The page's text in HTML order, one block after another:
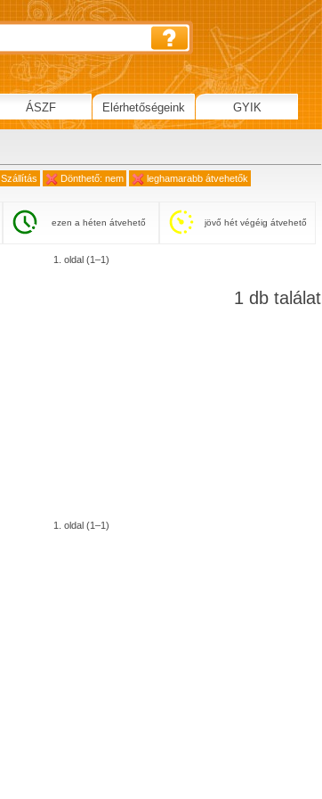
Szállítás Dönthető: nem leghamarabb átvehetők
ezen a héten átvehető jövő hét végéig átvehető
1. oldal (1–1)
1 db találat
1. oldal (1–1)
ÁSZF Elérhetőségeink GYIK